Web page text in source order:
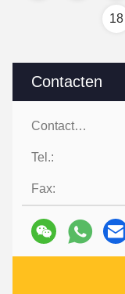
Contacten
Contacten:
Tel.:
Fax:
18